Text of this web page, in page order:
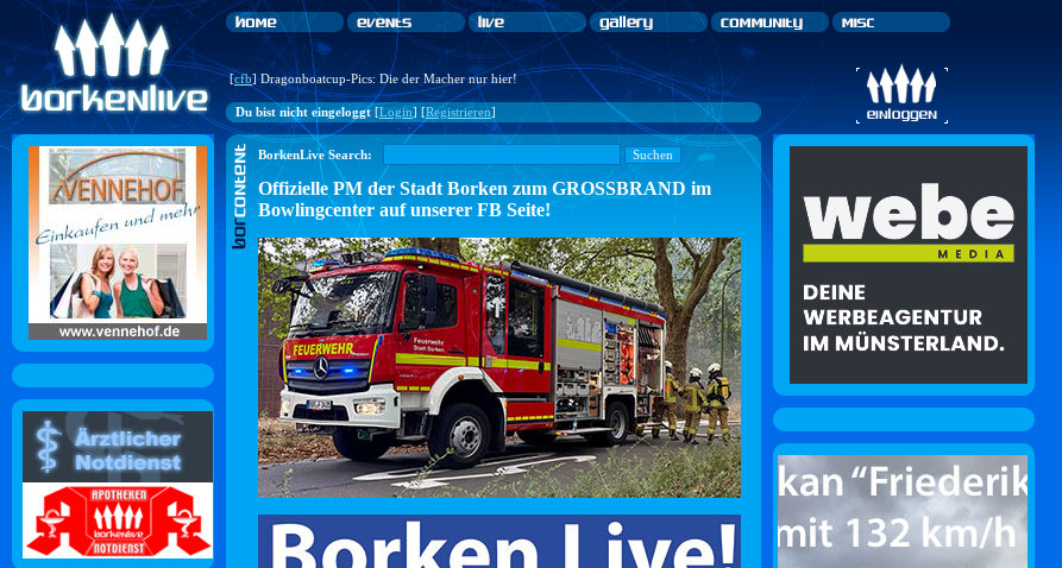
[cfb] Dragonboatcup-Pics: Die der Macher nur hier!
Du bist nicht eingeloggt[Login] [Registrieren]
BorkenLive Search:
Offizielle PM der Stadt Borken zum GROSSBRAND im
Bowlingcenter auf unserer FB Seite!